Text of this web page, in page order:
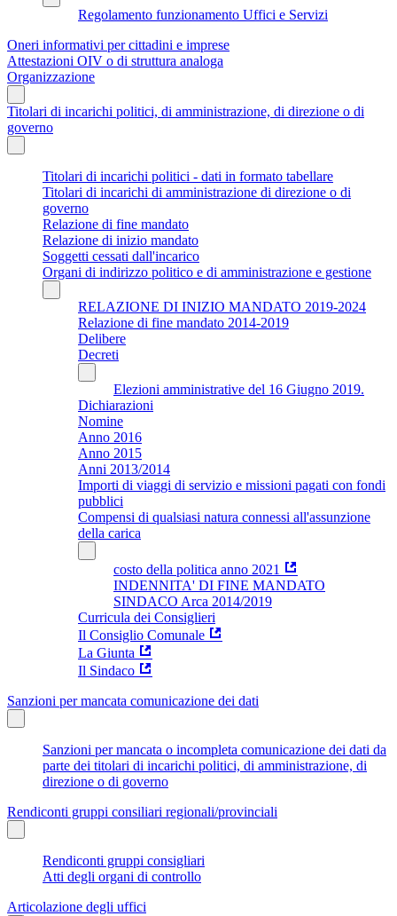
Regolamento funzionamento Uffici e Servizi
Oneri informativi per cittadini e imprese
Attestazioni OIV o di struttura analoga
Organizzazione
Titolari di incarichi politici, di amministrazione, di direzione o di
governo
Titolari di incarichi politici - dati in formato tabellare
Titolari di incarichi di amministrazione di direzione o di
governo
Relazione di fine mandato
Relazione di inizio mandato
Soggetti cessati dall'incarico
Organi di indirizzo politico e di amministrazione e gestione
RELAZIONE DI INIZIO MANDATO 2019-2024
Relazione di fine mandato 2014-2019
Delibere
Decreti
Elezioni amministrative del 16 Giugno 2019.
Dichiarazioni
Nomine
Anno 2016
Anno 2015
Anni 2013/2014
Importi di viaggi di servizio e missioni pagati con fondi
pubblici
Compensi di qualsiasi natura connessi all'assunzione
della carica
costo della politica anno 2021
INDENNITA' DI FINE MANDATO
SINDACO Arca 2014/2019
Curricula dei Consiglieri
Il Consiglio Comunale
La Giunta
Il Sindaco
Sanzioni per mancata comunicazione dei dati
Sanzioni per mancata o incompleta comunicazione dei dati da
parte dei titolari di incarichi politici, di amministrazione, di
direzione o di governo
Rendiconti gruppi consiliari regionali/provinciali
Rendiconti gruppi consigliari
Atti degli organi di controllo
Articolazione degli uffici